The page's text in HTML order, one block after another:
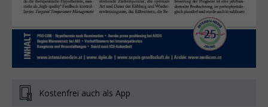
Kostenfrei auch als App